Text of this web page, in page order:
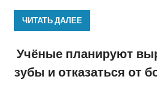
ЧИТАТЬ ДАЛЕЕ
Учёные планируют
зубы и отказаться от